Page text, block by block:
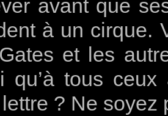
avant que
à un cirque.
et les
qu’à tous
lettre ? Ne